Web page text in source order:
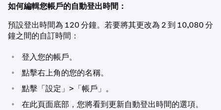
如何編輯您帳戶的自動登出時間：
預設登出時間為 120 分鐘。若要將其更改為 2 到 10,080 分
鐘之間的自訂時間：
• 登入您的帳戶。
• 點擊右上角的您的名稱。
• 點擊「設定」>「帳戶」。
• 在此頁面底部，您將看到更新自動登出時間的選項。